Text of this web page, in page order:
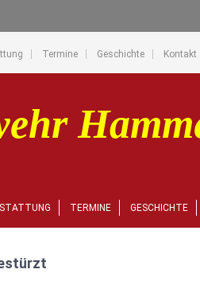
Termine Geschichte Kontakt
TERMINE GESCHICHTE